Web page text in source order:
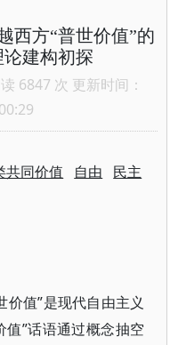
西方“普世价值”的
建构初探
6847 次 更新时间：
共同价值 自由 民主
价值”是现代自由主义
”话语通过概念抽空